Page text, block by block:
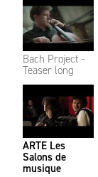
Bach Project -
Teaser long
ARTE Les
Salons de
musique